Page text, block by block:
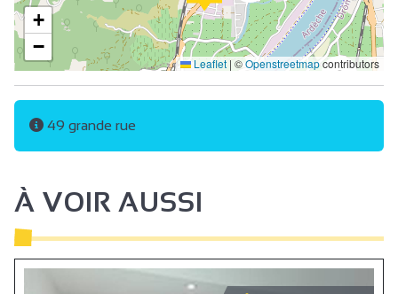
2
+
−
Leaflet | ©Openstreetmapcontributors
49 grande rue
À VOIR AUSSI